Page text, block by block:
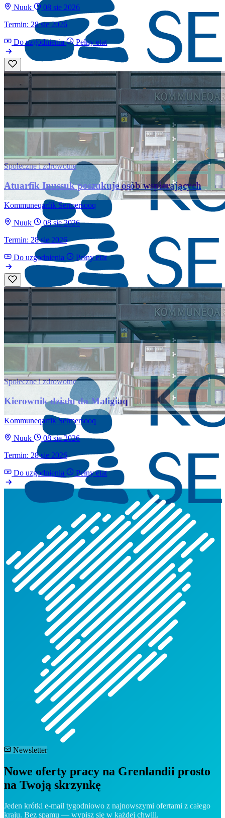
Nuuk
08 sie 2026
Termin: 28 sie 2026
Do uzgodnienia Pełny etat
Społeczne i zdrowotne
Atuarfik Inussuk poszukuje osób wspierających
Kommuneqarfik Sermersooq
Nuuk
08 sie 2026
Termin: 28 sie 2026
Do uzgodnienia Pełny etat
Społeczne i zdrowotne
Kierownik działu do Maligiaq
Kommuneqarfik Sermersooq
Nuuk
08 sie 2026
Termin: 28 sie 2026
Do uzgodnienia Pełny etat
Newsletter
Nowe oferty pracy na Grenlandii prosto
na Twoją skrzynkę
Jeden krótki e-mail tygodniowo z najnowszymi ofertami z całego
kraju. Bez spamu — wypisz się w każdej chwili.